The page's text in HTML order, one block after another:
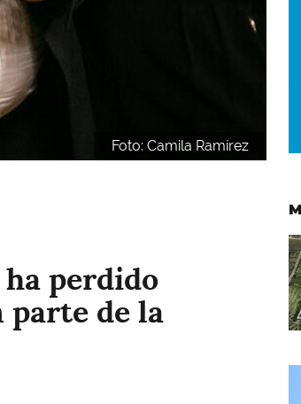
Foto: Camila Ramírez
perdido
parte de la